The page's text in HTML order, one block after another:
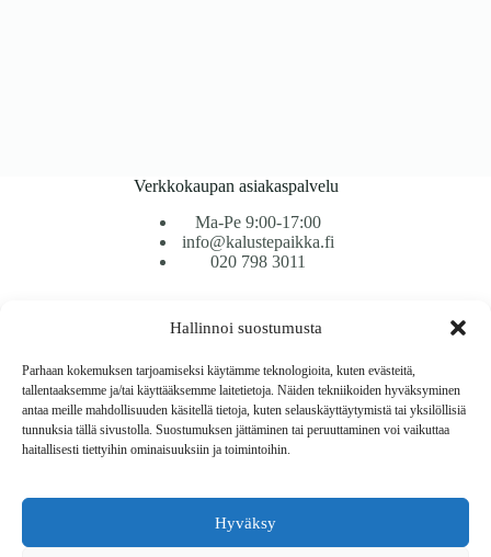
Hallinnoi suostumusta
Parhaan kokemuksen tarjoamiseksi käytämme teknologioita, kuten evästeitä,
tallentaaksemme ja/tai käyttääksemme laitetietoja. Näiden tekniikoiden hyväksyminen
antaa meille mahdollisuuden käsitellä tietoja, kuten selauskäyttäytymistä tai yksilöllisiä
tunnuksia tällä sivustolla. Suostumuksen jättäminen tai peruuttaminen voi vaikuttaa
haitallisesti tiettyihin ominaisuuksiin ja toimintoihin.
Hyväksy
Verkkokaupan asiakaspalvelu
Ma-Pe 9:00-17:00
info@kalustepaikka.fi
020 798 3011
Maksutavat
Vaihto ja palautus
Reklamaatiot
Tietoa
Copyright © 2026 Kalustepaikka